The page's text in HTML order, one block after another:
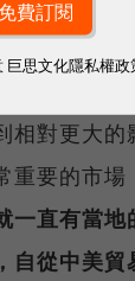
相對更大的
重要的市場
一直有當地
自從中美貿
巨思文化隱私權政